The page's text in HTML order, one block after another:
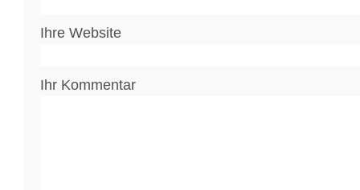
Ihre Website
Ihr Kommentar